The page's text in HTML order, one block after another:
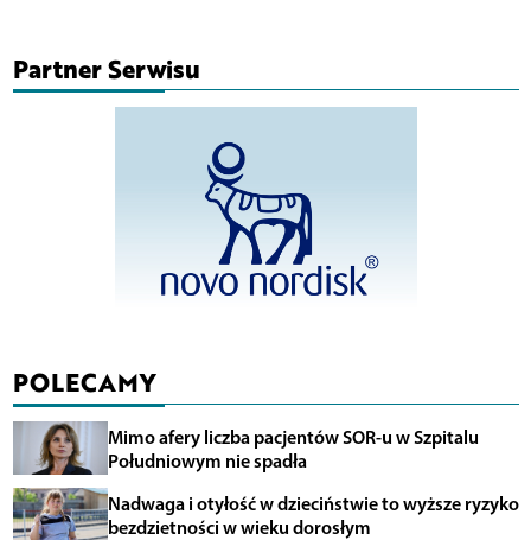
Partner Serwisu
POLECAMY
Mimo afery liczba pacjentów SOR-u w Szpitalu
Południowym nie spadła
Nadwaga i otyłość w dzieciństwie to wyższe ryzyko
bezdzietności w wieku dorosłym